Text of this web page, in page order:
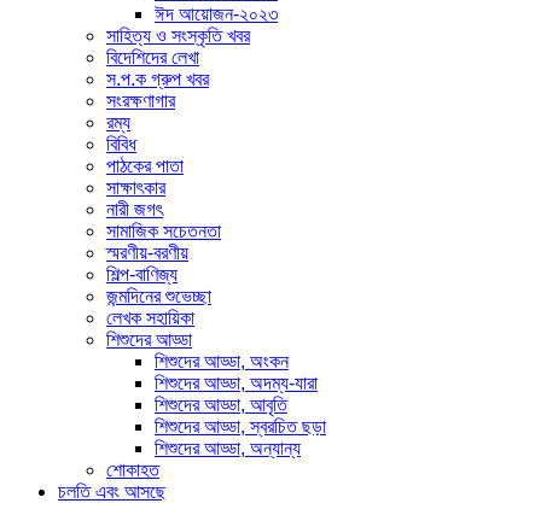
ঈদ আয়োজন-২০২৩
সাহিত্য ও সংস্কৃতি খবর
বিদেশিদের লেখা
স.প.ক গ্রুপ খবর
সংরক্ষণাগার
রম্য
বিবিধ
পাঠকের পাতা
সাক্ষাৎকার
নারী জগৎ
সামাজিক সচেতনতা
স্মরণীয়-বরণীয়
শিল্প-বাণিজ্য
জন্মদিনের শুভেচ্ছা
লেখক সহায়িকা
শিশুদের আড্ডা
শিশুদের আড্ডা, অংকন
শিশুদের আড্ডা, অদম্য-যারা
শিশুদের আড্ডা, আবৃতি
শিশুদের আড্ডা, স্বরচিত ছড়া
শিশুদের আড্ডা, অন্যান্য
শোকাহত
চলতি এবং আসছে